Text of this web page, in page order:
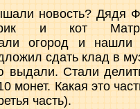
новость? Дядя
и кот
огород и нашли
сдать клад в
выдали. Стали
монет. Какая это
часть).